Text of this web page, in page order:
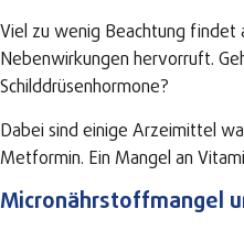
Viel zu wenig Beachtung
Nebenwirkungen hervorruft.
Schilddrüsenhormone?
Dabei sind einige Arzeimittel
Metformin. Ein Mangel an
Micronährstoffmangel